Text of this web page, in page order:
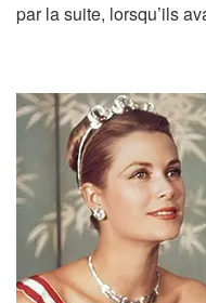
par la suite, lorsqu’ils